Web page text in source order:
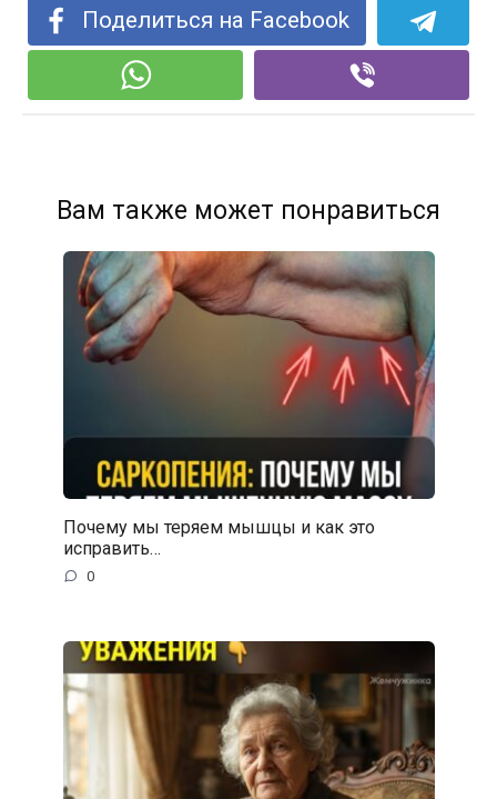
Поделиться на Facebook
Вам также может понравиться
Почему мы теряем мышцы и как это
исправить…
0